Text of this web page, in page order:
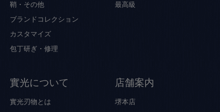
鞘・その他
ブランドコレクション
カスタマイズ
包丁研ぎ・修理
最高級
實光について
實光刃物とは
店舗案内
堺本店